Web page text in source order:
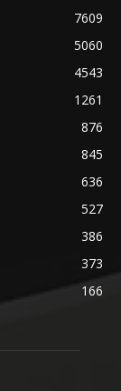
7609
5060
4543
1261
876
845
636
527
386
373
166